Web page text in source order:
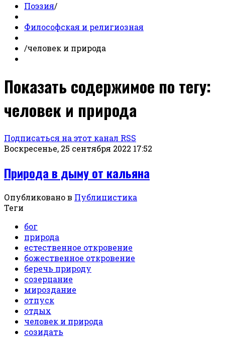
Поэзия/
Философская и религиозная
/человек и природа
Показать содержимое по тегу:
человек и природа
Подписаться на этот канал RSS
Воскресенье, 25 сентября 2022 17:52
Природа в дыму от кальяна
Опубликовано в Публицистика
Теги
бог
природа
естественное откровение
божественное откровение
беречь природу
созерцание
мироздание
отпуск
отдых
человек и природа
созидать